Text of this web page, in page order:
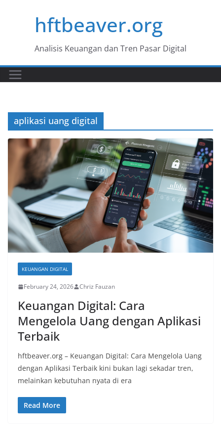
hftbeaver.org
Analisis Keuangan dan Tren Pasar Digital
aplikasi uang digital
KEUANGAN DIGITAL
February 24, 2026 Chriz Fauzan
Keuangan Digital: Cara
Mengelola Uang dengan Aplikasi
Terbaik
hftbeaver.org – Keuangan Digital: Cara Mengelola Uang
dengan Aplikasi Terbaik kini bukan lagi sekadar tren,
melainkan kebutuhan nyata di era
Read More